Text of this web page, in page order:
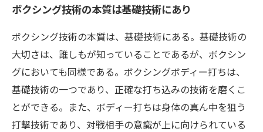
ボクシング技術の本質は基礎技術にあり
ボクシング技術の本質は、基礎技術にある。基礎技術の
大切さは、誰しもが知っていることであるが、ボクシン
グにおいても同様である。ボクシングボディー打ちは、
基礎技術の一つであり、正確な打ち込みの技術を磨くこ
とができる。また、ボディー打ちは身体の真ん中を狙う
打撃技術であり、対戦相手の意識が上に向けられている